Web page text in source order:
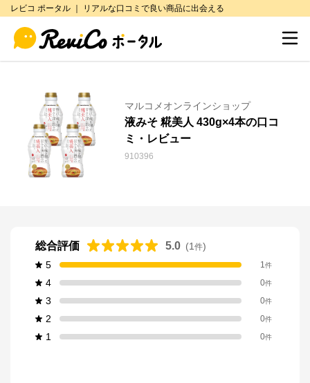
レビコ ポータル ｜ リアルな口コミで良い商品に出会える
マルコメオンラインショップ
液みそ 糀美人 430g×4本の口コ
ミ・レビュー
910396
総合評価 5.0 (1 件)
5
1件
4 0件
3 0件
2 0件
1 0件